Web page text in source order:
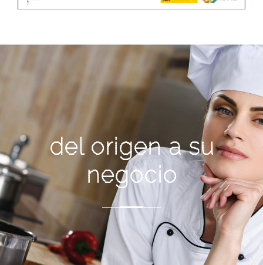
del origen a su
negocio